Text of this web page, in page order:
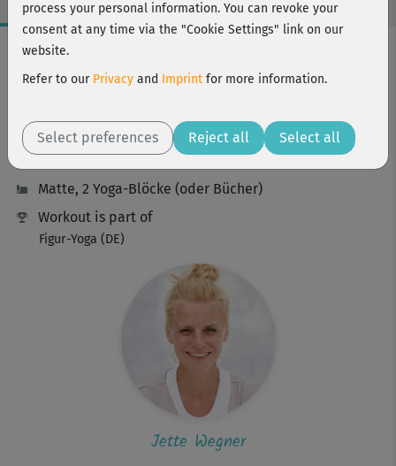
Workout Facts
intermediate
186 kcal
Jette Wegner
Matte, 2 Yoga-Blöcke (oder Bücher)
Workout is part of
Figur-Yoga (DE)
Jette Wegner
process your personal information. You can revoke your
consent at any time via the "Cookie Settings" link on our
website.
Refer to our Privacy and Imprint for more information.
Select preferences Reject all Select all